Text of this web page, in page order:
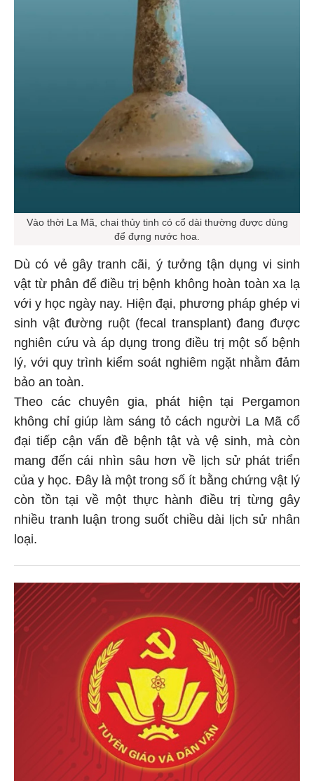
Vào thời La Mã, chai thủy tinh có cổ dài thường được dùng
để đựng nước hoa.
Dù có vẻ gây tranh cãi, ý tưởng tận dụng vi sinh
vật từ phân để điều trị bệnh không hoàn toàn xa lạ
với y học ngày nay. Hiện đại, phương pháp ghép vi
sinh vật đường ruột (fecal transplant) đang được
nghiên cứu và áp dụng trong điều trị một số bệnh
lý, với quy trình kiểm soát nghiêm ngặt nhằm đảm
bảo an toàn.
Theo các chuyên gia, phát hiện tại Pergamon
không chỉ giúp làm sáng tỏ cách người La Mã cổ
đại tiếp cận vấn đề bệnh tật và vệ sinh, mà còn
mang đến cái nhìn sâu hơn về lịch sử phát triển
của y học. Đây là một trong số ít bằng chứng vật lý
còn tồn tại về một thực hành điều trị từng gây
nhiều tranh luận trong suốt chiều dài lịch sử nhân
loại.